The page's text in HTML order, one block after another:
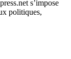
s’impose
politiques,